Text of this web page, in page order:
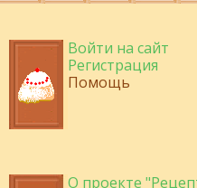
Войти на сайт
Регистрация
Помощь
О проекте